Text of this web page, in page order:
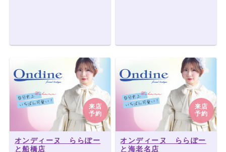
オンディーヌ ノルベサ札幌店
オンディーヌ 青森店
オンディーヌ 厚木店
オンディーヌ 上野店
オンディーヌ 平塚店
オンディーヌ 西武新宿ペペ店
オンディーヌ 横須賀店
オンディーヌ 新横浜プリンスペペ店
来店
予約
オンディーヌ ららぽー
と船橋店
来店
予約
オンディーヌ ららぽー
と海老名店